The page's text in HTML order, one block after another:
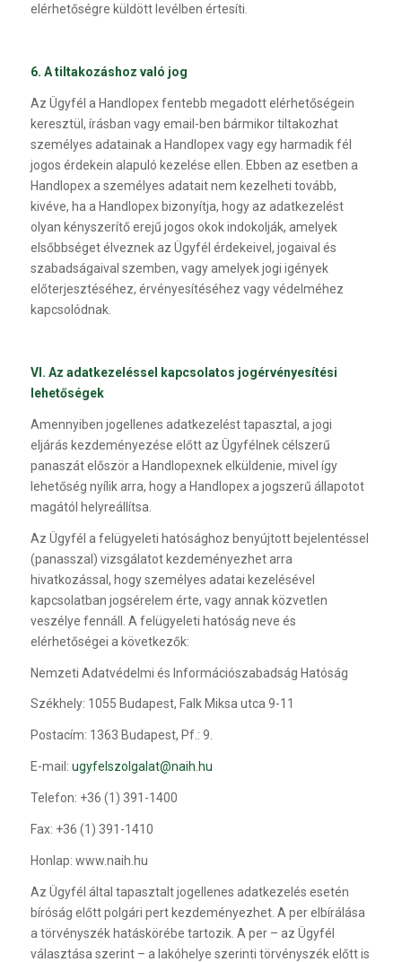
elérhetőségre küldött levélben értesíti.
6. A tiltakozáshoz való jog
Az Ügyfél a Handlopex fentebb megadott elérhetőségein
keresztül, írásban vagy email-ben bármikor tiltakozhat
személyes adatainak a Handlopex vagy egy harmadik fél
jogos érdekein alapuló kezelése ellen. Ebben az esetben a
Handlopex a személyes adatait nem kezelheti tovább,
kivéve, ha a Handlopex bizonyítja, hogy az adatkezelést
olyan kényszerítő erejű jogos okok indokolják, amelyek
elsőbbséget élveznek az Ügyfél érdekeivel, jogaival és
szabadságaival szemben, vagy amelyek jogi igények
előterjesztéséhez, érvényesítéséhez vagy védelméhez
kapcsolódnak.
VI. Az adatkezeléssel kapcsolatos jogérvényesítési
lehetőségek
Amennyiben jogellenes adatkezelést tapasztal, a jogi
eljárás kezdeményezése előtt az Ügyfélnek célszerű
panaszát először a Handlopexnek elküldenie, mivel így
lehetőség nyílik arra, hogy a Handlopex a jogszerű állapotot
magától helyreállítsa.
Az Ügyfél a felügyeleti hatósághoz benyújtott bejelentéssel
(panasszal) vizsgálatot kezdeményezhet arra
hivatkozással, hogy személyes adatai kezelésével
kapcsolatban jogsérelem érte, vagy annak közvetlen
veszélye fennáll. A felügyeleti hatóság neve és
elérhetőségei a következők:
Nemzeti Adatvédelmi és Információszabadság Hatóság
Székhely: 1055 Budapest, Falk Miksa utca 9-11
Postacím: 1363 Budapest, Pf.: 9.
E-mail: ugyfelszolgalat@naih.hu
Telefon: +36 (1) 391-1400
Fax: +36 (1) 391-1410
Honlap: www.naih.hu
Az Ügyfél által tapasztalt jogellenes adatkezelés esetén
bíróság előtt polgári pert kezdeményezhet. A per elbírálása
a törvényszék hatáskörébe tartozik. A per – az Ügyfél
választása szerint – a lakóhelye szerinti törvényszék előtt is